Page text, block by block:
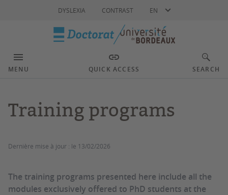
DYSLEXIA CONTRAST EN
MENU QUICK ACCESS SEARCH
Training programs
Dernière mise à jour : le 13/02/2026
The training programs presented here include all the
modules exclusively offered to PhD students at the